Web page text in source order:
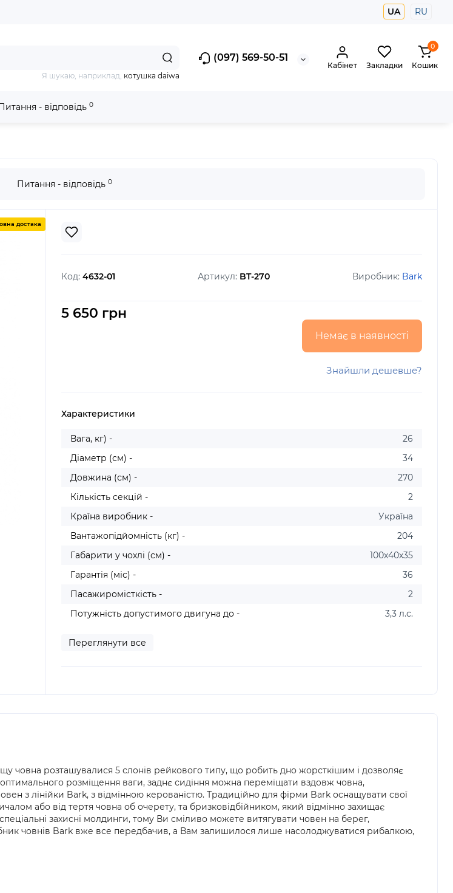
UA RU
(097) 569-50-51
Я шукаю, наприклад, котушка daiwa
Кабінет Закладки
0
Кошик
- відповідь 0
Питання - відповідь 0
достака
Код: 4632-01 Артикул: BT-270 Виробник: Bark
5 650 грн
Немає в наявності
Знайшли дешевше?
Характеристики
Вага, кг) -
26
Діаметр (см) -
34
Довжина (см) -
270
Кількість секцій -
2
Країна виробник -
Україна
Вантажопідйомність (кг) -
204
Габарити у чохлі (см) -
100х40х35
Гарантія (міс) -
36
Пасажиромісткість -
2
Потужність допустимого двигуна до -
3,3 л.с.
Переглянути все
човна розташувалися 5 слонів рейкового типу, що робить дно жорсткішим і дозволяє
розміщення ваги, заднє сидіння можна переміщати вздовж човна,
з лінійки Bark, з відмінною керованістю. Традиційно для фірми Bark оснащувати свої
або від тертя човна об очерету, та бризковідбійником, який відмінно захищає
захисні молдинги, тому Ви сміливо можете витягувати човен на берег,
човнів Bark вже все передбачив, а Вам залишилося лише насолоджуватися рибалкою,